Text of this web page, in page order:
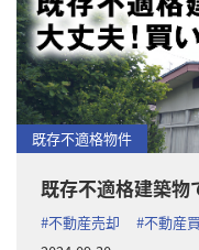
既存不適格物件
既存不適格建築物
#不動産売却
#不動産